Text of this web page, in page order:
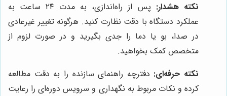
نکته هشدار:
پس از راه‌اندازی، به مدت ۲۴ ساعت به
عملکرد دستگاه با دقت نظارت کنید. هرگونه تغییر غیرعادی
در صدا، بو یا دما را جدی بگیرید و در صورت لزوم از
متخصص کمک بخواهید.
نکته حرفه‌ای: دفترچه راهنمای سازنده را به دقت مطالعه
کرده و نکات مربوط به نگهداری و سرویس دوره‌ای را رعایت